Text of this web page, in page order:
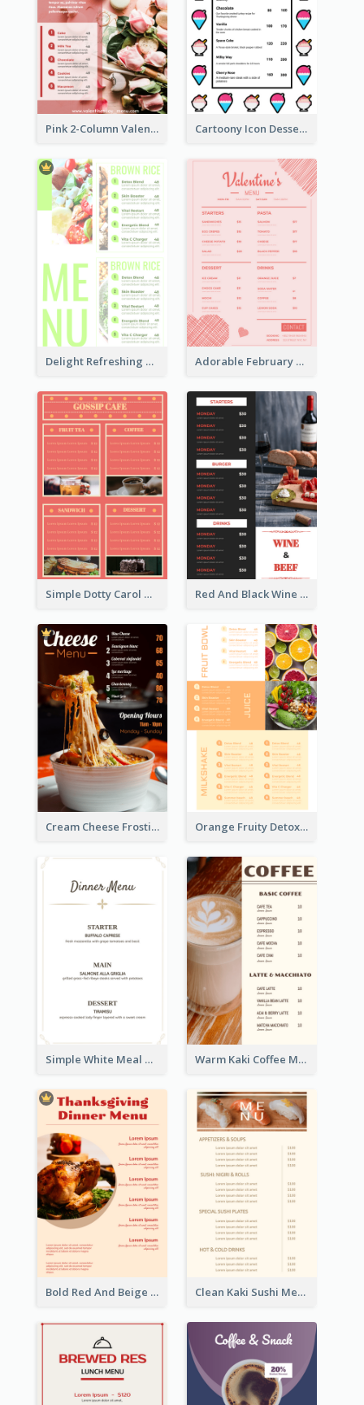
Pink 2-Column Valentine's Day Menu For Tea Cartoony Icon Dessert Menu Design Ideas
Delight Refreshing Green Menu Design Idea Adorable February Seasonal Menu Design Ideas
Simple Dotty Carol New Year Menu Design Idea Red And Black Wine Restaurant Menu
Cream Cheese Frosting Modern Menu Design Orange Fruity Detox Bar Menu Design Ideas
Simple White Meal Menu Design Warm Kaki Coffee Menu Design Template
Bold Red And Beige Turkey Diner Menu Design Clean Kaki Sushi Menu Design Inspiration